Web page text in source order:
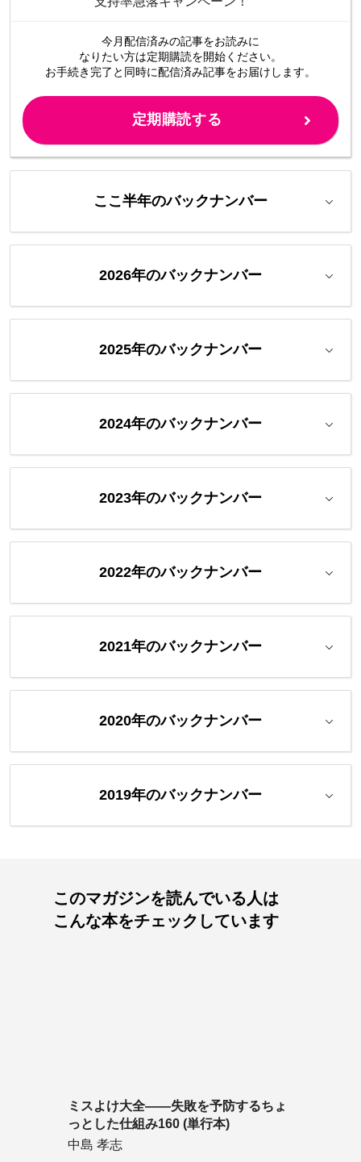
今月配信済みの記事をお読みに
なりたい方は定期購読を開始ください。
お手続き完了と同時に配信済み記事をお届けします。
定期購読する
ここ半年のバックナンバー
2026年のバックナンバー
2025年のバックナンバー
2024年のバックナンバー
2023年のバックナンバー
2022年のバックナンバー
2021年のバックナンバー
2020年のバックナンバー
2019年のバックナンバー
このマガジンを読んでいる人は
こんな本をチェックしています
ミスよけ大全――失敗を予防するちょ
っとした仕組み160 (単行本)
中島 孝志